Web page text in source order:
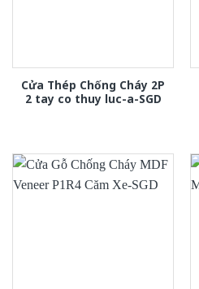
Cửa Thép Chống Cháy 2P
2 tay co thuy luc-a-SGD